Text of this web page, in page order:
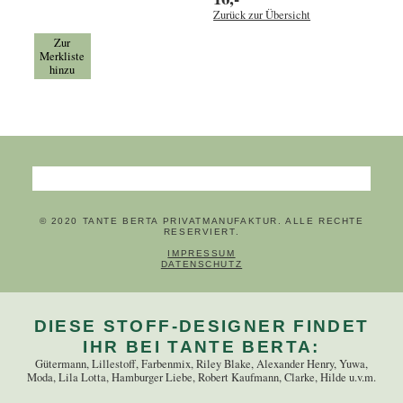
Zurück zur Übersicht
Zur
Merkliste
hinzu
Suchbegriffe
© 2020 TANTE BERTA PRIVATMANUFAKTUR. ALLE RECHTE
RESERVIERT.
NAVIGATION ÜBERSPRINGEN
IMPRESSUM
DATENSCHUTZ
DIESE STOFF-DESIGNER FINDET
IHR BEI TANTE BERTA:
Gütermann, Lillestoff, Farbenmix, Riley Blake, Alexander Henry, Yuwa,
Moda, Lila Lotta, Hamburger Liebe, Robert Kaufmann, Clarke, Hilde u.v.m.